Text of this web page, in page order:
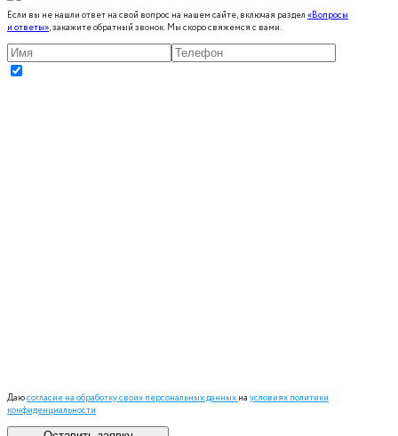
Если вы не нашли ответ на свой вопрос на нашем сайте, включая раздел «Вопросы
и ответы», закажите обратный звонок. Мы скоро свяжемся с вами.
Даюсогласие на обработку своих персональных данных на условиях политики
конфиденциальности